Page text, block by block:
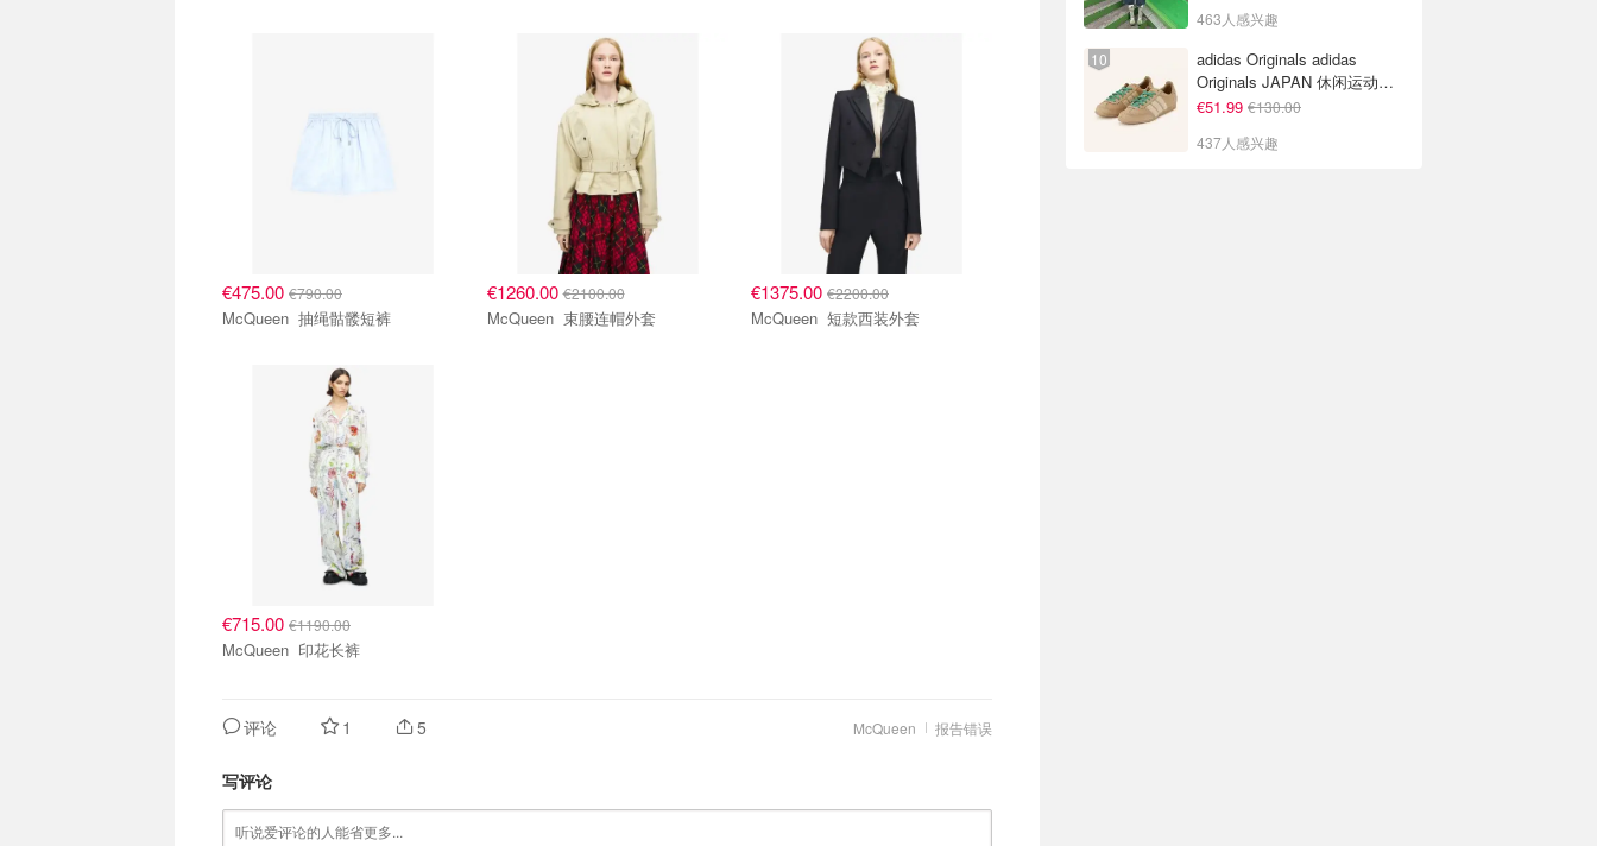
€475.00 €790.00
McQueen 抽绳骷髅短裤
€1260.00€2100.00
McQueen 束腰连帽外套
€1375.00 €2200.00
McQueen 短款西装外套
€715.00 €1190.00
McQueen 印花长裤
报告错误
McQueen
评论 1 5
写评论
463人感兴趣
adidas Originals adidas
Originals JAPAN 休闲运动鞋
米色
€51.99 €130.00
437人感兴趣